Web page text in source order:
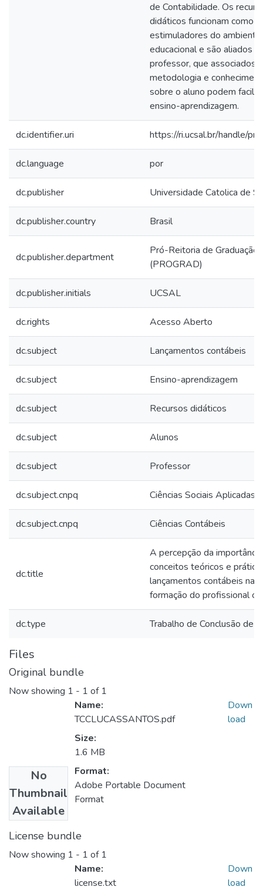
de Contabilidade. Os
didáticos funcionam como
estimuladores do ambiente
educacional e são aliados
professor, que associados
metodologia e
sobre o aluno podem
ensino-aprendizagem.
dc.identifier.uri https://ri.ucsal.br/handle/
dc.language por
dc.publisher Universidade Catolica de
dc.publisher.country Brasil
dc.publisher.department
Pró-Reitoria de Graduação
(PROGRAD)
dc.publisher.initials UCSAL
dc.rights Acesso Aberto
dc.subject Lançamentos contábeis
dc.subject Ensino-aprendizagem
dc.subject Recursos didáticos
dc.subject Alunos
dc.subject Professor
dc.subject.cnpq Ciências Sociais Aplicadas
dc.subject.cnpq Ciências Contábeis
dc.title
A percepção da
conceitos teóricos e
lançamentos contábeis na
formação do profissional
dc.type Trabalho de Conclusão de
Files
Original bundle
Now showing 1 - 1 of 1
No
Thumbnail
Available
Name:
TCCLUCASSANTOS.pdf
Size:
1.6 MB
Format:
Adobe Portable Document
Format
Down
load
License bundle
Now showing 1 - 1 of 1
Name:
license.txt
Down
load